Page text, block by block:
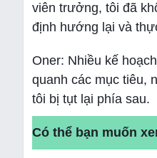
viên trưởng, tôi đã
định hướng lại và
Oner: Nhiều kế
quanh các mục tiêu,
tôi bị tụt lại phía sau.
Có thể bạn muốn